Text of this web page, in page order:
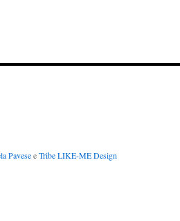
PaveseeTribe LIKE-ME Design